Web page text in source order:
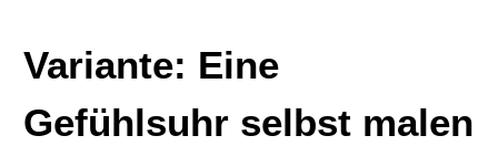
Variante: Eine
Gefühlsuhr selbst malen